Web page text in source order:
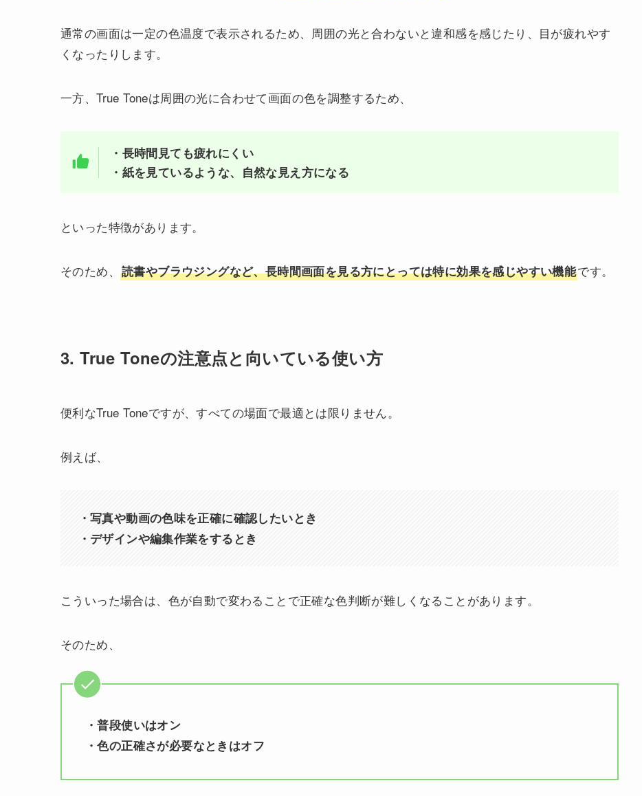
通常の画面は一定の色温度で表示されるため、周囲の光と合わないと違和感を感じたり、目が疲れやす
くなったりします。
一方、True Toneは周囲の光に合わせて画面の色を調整するため、
・長時間見ても疲れにくい
・紙を見ているような、自然な見え方になる
といった特徴があります。
そのため、 読書やブラウジングなど、長時間画面を見る方にとっては特に効果を感じやすい機能です。
3. True Toneの注意点と向いている使い方
便利なTrue Toneですが、すべての場面で最適とは限りません。
例えば、
・写真や動画の色味を正確に確認したいとき
・デザインや編集作業をするとき
こういった場合は、色が自動で変わることで正確な色判断が難しくなることがあります。
そのため、
・普段使いはオン
・色の正確さが必要なときはオフ